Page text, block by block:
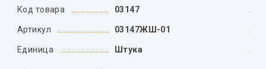
Код товара 03147
Артикул 03147ЖШ-01
Единица Штука